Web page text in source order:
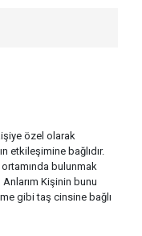
özel olarak
etkileşimine bağlıdır.
bulunmak
Kişinin bunu
gibi taş cinsine bağlı